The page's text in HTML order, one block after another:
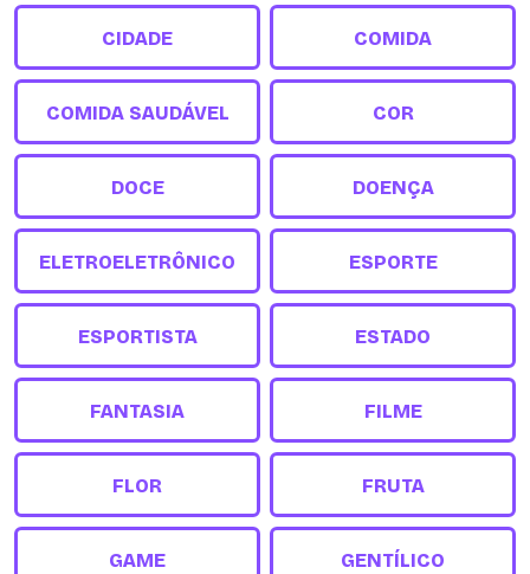
CIDADE COMIDA
COMIDA SAUDÁVEL COR
DOCE DOENÇA
ELETROELETRÔNICO ESPORTE
ESPORTISTA ESTADO
FANTASIA FILME
FLOR FRUTA
GAME GENTÍLICO